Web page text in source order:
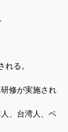
る。
修が実施され
、台湾人、ベ